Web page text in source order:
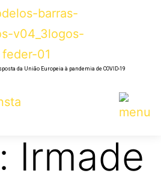
da União Europeia à pandemia de COVID-19
Irmade